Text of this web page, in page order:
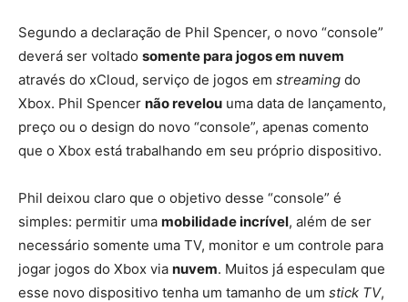
Segundo a declaração de Phil Spencer, o novo “console”
deverá ser voltado somente para jogos em nuvem
através do xCloud, serviço de jogos em streaming do
Xbox. Phil Spencer não revelou uma data de lançamento,
preço ou o design do novo “console”, apenas comento
que o Xbox está trabalhando em seu próprio dispositivo.
Phil deixou claro que o objetivo desse “console” é
simples: permitir uma mobilidade incrível, além de ser
necessário somente uma TV, monitor e um controle para
jogar jogos do Xbox via nuvem. Muitos já especulam que
esse novo dispositivo tenha um tamanho de um stick TV,